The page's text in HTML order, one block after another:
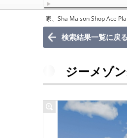
家、Sha Maison Shop Ace
検索結果一覧に戻る
ジーメゾ